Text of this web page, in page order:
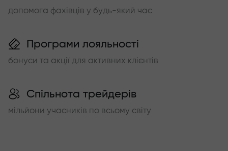
допомога фахівців у будь-який час
Програми лояльності
бонуси та акції для активних клієнтів
Спільнота трейдерів
мільйони учасників по всьому світу